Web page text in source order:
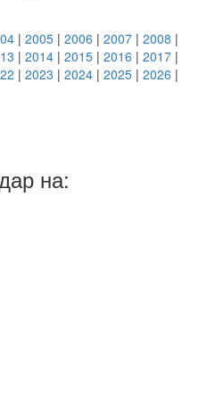
| 2005 | 2006 | 2007 | 2008 |
| 2014 | 2015 | 2016 | 2017 |
| 2023 | 2024 | 2025 | 2026 |
на: